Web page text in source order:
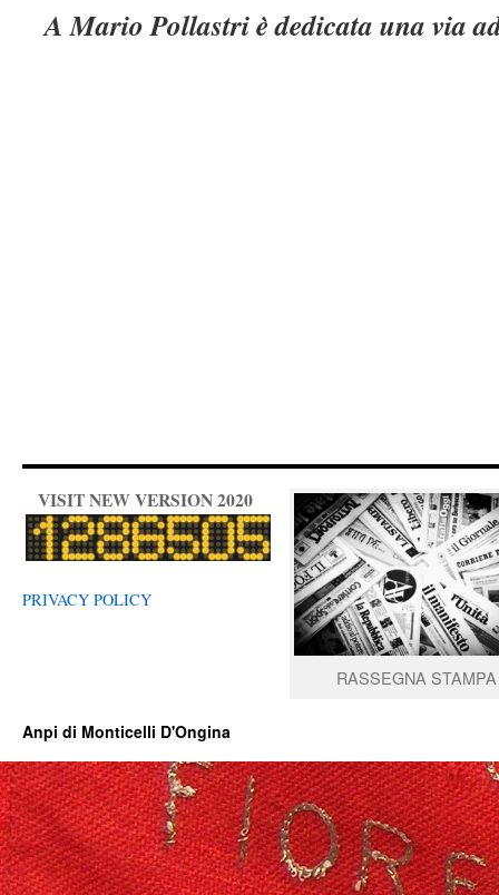
A Mario Pollastri è dedicata una via
VISIT NEW VERSION 2020
PRIVACY POLICY
RASSEGNA STAMPA
Anpi di Monticelli D'Ongina